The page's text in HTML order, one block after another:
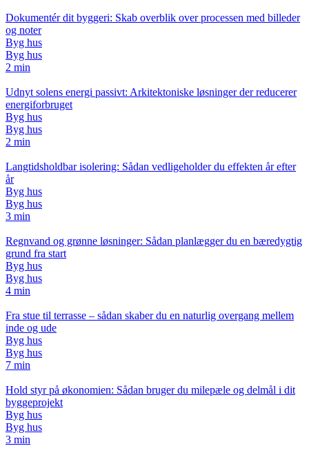
Dokumentér dit byggeri: Skab overblik over processen med billeder
og noter
Byg hus
Byg hus
2 min
Udnyt solens energi passivt: Arkitektoniske løsninger der reducerer
energiforbruget
Byg hus
Byg hus
2 min
Langtidsholdbar isolering: Sådan vedligeholder du effekten år efter
år
Byg hus
Byg hus
3 min
Regnvand og grønne løsninger: Sådan planlægger du en bæredygtig
grund fra start
Byg hus
Byg hus
4 min
Fra stue til terrasse – sådan skaber du en naturlig overgang mellem
inde og ude
Byg hus
Byg hus
7 min
Hold styr på økonomien: Sådan bruger du milepæle og delmål i dit
byggeprojekt
Byg hus
Byg hus
3 min